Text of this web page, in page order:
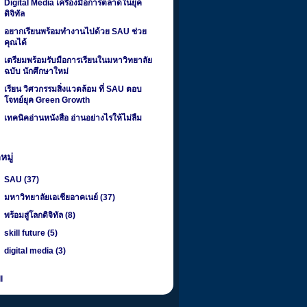
Digital Media เครื่องมือการตลาดในยุค
ดิจิทัล
อยากเรียนพร้อมทำงานไปด้วย SAU ช่วย
คุณได้
เตรียมพร้อมรับมือการเรียนในมหาวิทยาลัย
ฉบับ นักศึกษาใหม่
เรียน วิศวกรรมสิ่งแวดล้อม ที่ SAU ตอบ
โจทย์ยุค Green Growth
เทคนิคอ่านหนังสือ อ่านอย่างไรให้ไม่ลืม
มู่
SAU(37)
มหาวิทยาลัยเอเชียอาคเนย์(37)
พร้อมสู่โลกดิจิทัล(8)
skill future(5)
digital media(3)